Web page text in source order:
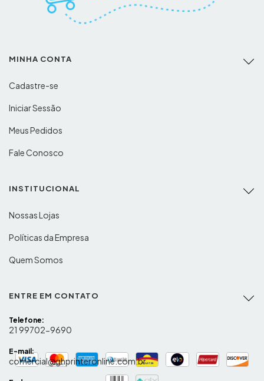
MINHA CONTA
Cadastre-se
Iniciar Sessão
Meus Pedidos
Fale Conosco
INSTITUCIONAL
Nossas Lojas
Políticas da Empresa
Quem Somos
ENTRE EM CONTATO
Telefone:
21 99702-9690
E-mail:
comercial@ghprinteronline.com.br